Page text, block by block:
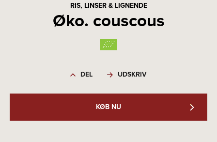
RIS, LINSER & LIGNENDE
Øko. couscous
DEL UDSKRIV
KØB NU